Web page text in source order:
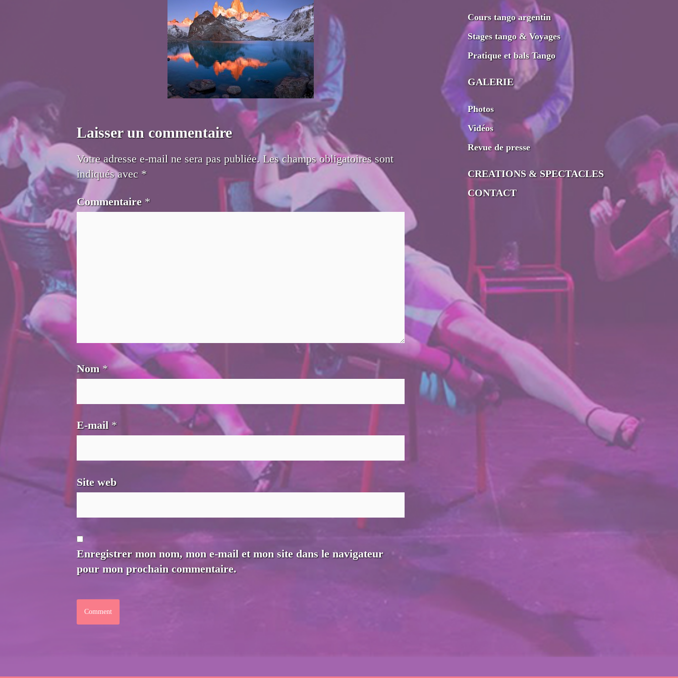
Laisser un commentaire
Votre adresse e-mail ne sera pas publiée. Les champs obligatoires sont
indiqués avec *
Commentaire *
Nom*
E-mail *
Site web
Enregistrer mon nom, mon e-mail et mon site dans le navigateur
pour mon prochain commentaire.
Cours tango argentin
Stages tango & Voyages
Pratique et bals Tango
GALERIE
Photos
Vidéos
Revue de presse
CREATIONS & SPECTACLES
CONTACT